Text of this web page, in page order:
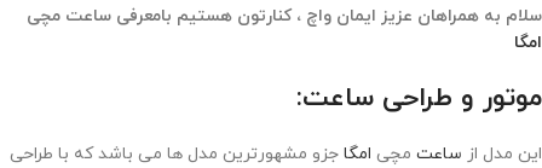
سلام به همراهان عزیز ایمان واچ ، کنارتون هستیم بامعرفی ساعت مچی
امگا
موتور و طراحی ساعت:
این مدل از ساعت مچی امگا جزو مشهورترین مدل ها می باشد که با طراحی